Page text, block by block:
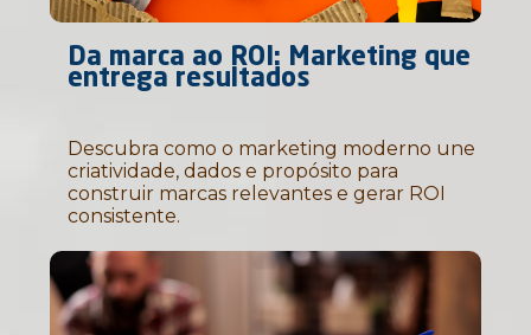
Da marca ao ROI: Marketing que
entrega resultados
Descubra como o marketing moderno une
criatividade, dados e propósito para
construir marcas relevantes e gerar ROI
consistente.